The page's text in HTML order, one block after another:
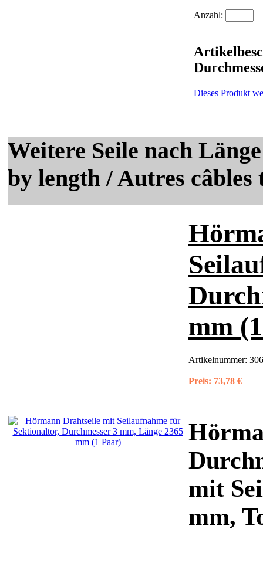
Anzahl:
Dieses Produkt
Weitere Seile nach
by length / Autres
mm
Artikelnummer:
Preis: 73,78 €
mit
mm,